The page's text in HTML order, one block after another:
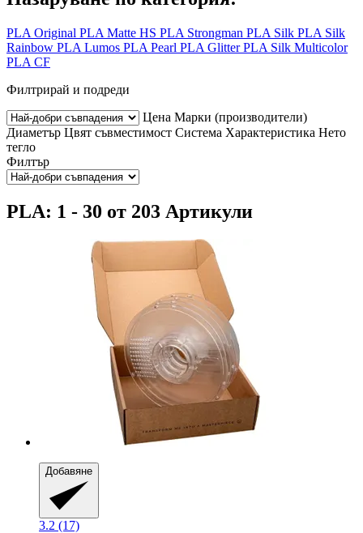
PLA Original PLA Matte HS PLA Strongman PLA Silk PLA Silk
Rainbow PLA Lumos PLA Pearl PLA Glitter PLA Silk Multicolor
PLA CF
Филтрирай и подреди
Цена Марки (производители)
Диаметър Цвят съвместимост Система Характеристика Нето
тегло
Филтър
PLA: 1 - 30 от 203 Артикули
Добавяне
3.2 (17)